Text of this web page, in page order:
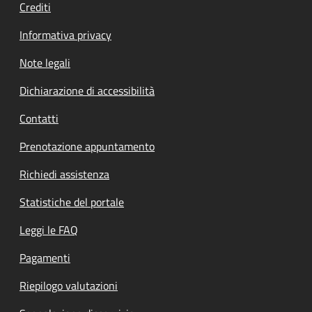
Crediti
Informativa privacy
Note legali
Dichiarazione di accessibilità
Contatti
Prenotazione appuntamento
Richiedi assistenza
Statistiche del portale
Leggi le FAQ
Pagamenti
Riepilogo valutazioni